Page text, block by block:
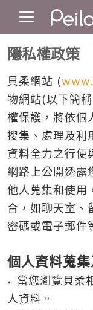
隱私權政策
貝柔網站 (
物網站(以下簡
權保護，將依個
搜集、處理及利
資料全力之行使
網路上公開透露
他人蒐集和使用
合，如聊天室、
密碼或電子郵件
個人資料蒐集
• 當您瀏覽貝柔
人資料。